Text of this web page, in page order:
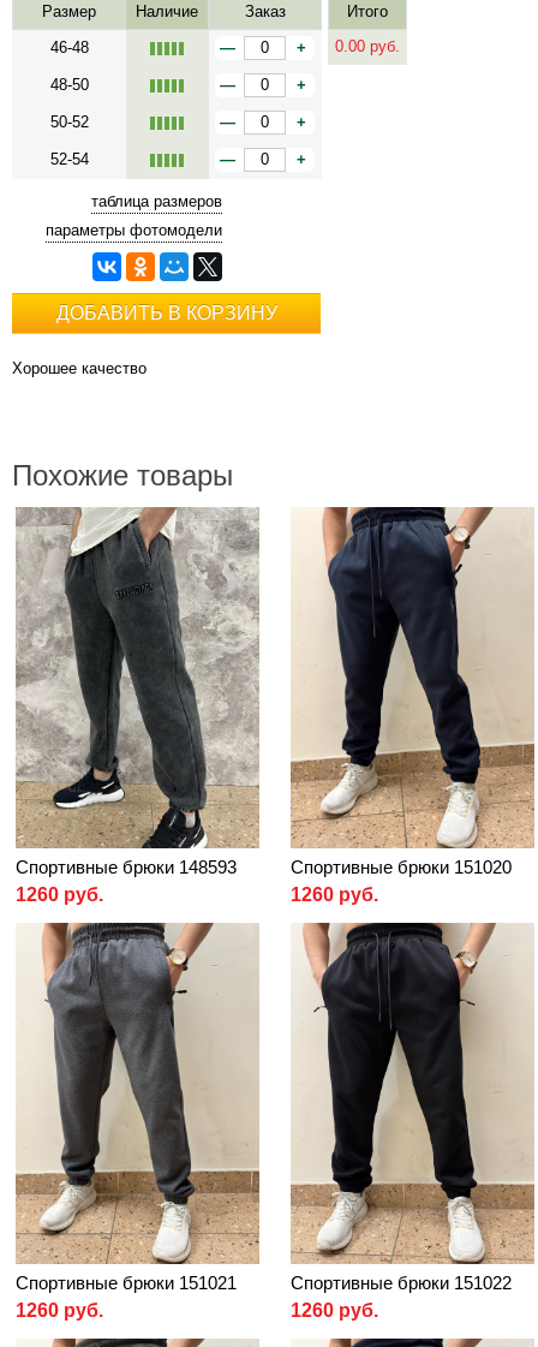
Размер Наличие
Заказ
46-48
— +
48-50 — +
50-52 — +
52-54 — +
Итого
0.00 руб.
таблица размеров
параметры фотомодели
ДОБАВИТЬ В КОРЗИНУ
Хорошее качество
Похожие товары
Спортивные брюки 148593
1260 руб.
Спортивные брюки 151020
1260 руб.
Спортивные брюки 151021
1260 руб.
Спортивные брюки 151022
1260 руб.